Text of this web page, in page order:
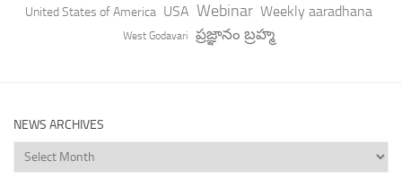
United States of America USA Webinar Weekly aaradhana
West Godavari ప్రజ్ఞానం బ్రహ్మ
NEWS ARCHIVES
News
Archives